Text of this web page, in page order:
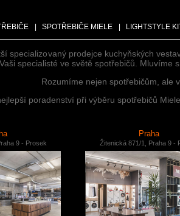
SPOTŘEBIČE MIELE LIGHTSTYLE
specializovaný prodejce kuchyňských
specialisté ve světě spotřebičů. Mluvíme
Rozumíme nejen spotřebičům, ale
poradenství při výběru spotřebičů
9 - Prosek
Praha
Žitenická 871/1, Praha 9 -